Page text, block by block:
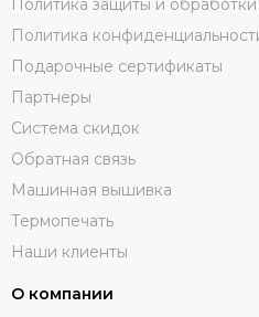
Политика защиты и
Политика
Подарочные сертификаты
Партнеры
Система скидок
Обратная связь
Машинная вышивка
Термопечать
Наши клиенты
О компании